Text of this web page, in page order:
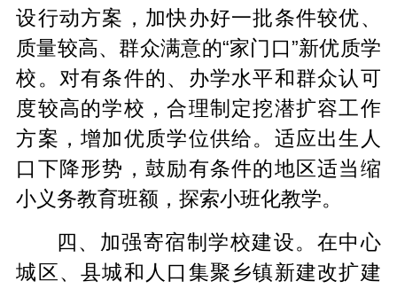
设行动方案，加快办好一批条件较优、
质量较高、群众满意的“家门口”新优质学
校。对有条件的、办学水平和群众认可
度较高的学校，合理制定挖潜扩容工作
方案，增加优质学位供给。适应出生人
口下降形势，鼓励有条件的地区适当缩
小义务教育班额，探索小班化教学。
四、加强寄宿制学校建设。在中心
城区、县城和人口集聚乡镇新建改扩建